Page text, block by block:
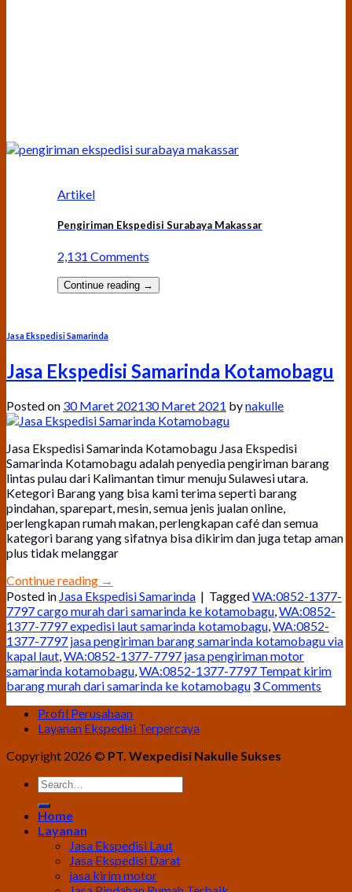
Artikel
Pengiriman Ekspedisi Surabaya Makassar
2,131 Comments
Continue reading →
Jasa Ekspedisi Samarinda
Jasa Ekspedisi Samarinda Kotamobagu
Posted on 30 Maret 202130 Maret 2021 bynakulle
Jasa Ekspedisi Samarinda Kotamobagu Jasa Ekspedisi
Samarinda Kotamobagu adalah penyedia pengiriman barang
lintas pulau dari Kalimantan timur menuju Sulawesi utara.
Ketegori Barang yang bisa kami terima seperti barang
pindahan, sparepart, mesin, semua jenis jualan online,
perlengkapan rumah makan, perlengkapan café dan semua
kategori barang yang sifatnya bisa dikirim dan juga tetap aman
plus tidak melanggar
Continue reading →
Posted in Jasa Ekspedisi Samarinda | TaggedWA:0852-1377-
7797 cargo murah dari samarinda ke kotamobagu,WA:0852-
1377-7797 expedisi laut samarinda kotamobagu,WA:0852-
1377-7797 jasa pengiriman barang samarinda kotamobagu via
kapal laut,WA:0852-1377-7797 jasa pengiriman motor
samarinda kotamobagu,WA:0852-1377-7797 Tempat kirim
barang murah dari samarinda ke kotamobagu 3Comments
Profil Perusahaan
Layanan Ekspedisi Terpercaya
Copyright 2026 © PT. Wexpedisi Nakulle Sukses
Home
Layanan
Jasa Ekspedisi Laut
Jasa Ekspedisi Darat
jasa kirim motor